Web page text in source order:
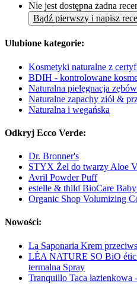
Nie jest dostępna żadna
Bądź pierwszy i napisz
Ulubione kategorie:
Kosmetyki naturalne z
BDIH - kontrolowane
Naturalna pielęgnacja
Naturalne zapachy ziół &
Naturalna i wegańska
Odkryj Ecco Verde:
Dr. Bronner's
STYX Żel do twarzy Aloe
Avril Powder Puff
estelle & thild BioCare
Organic Shop Volumizing
Nowości:
La Saponaria Krem
LÉA NATURE SO BiO
termalna Spray
Tranquillo Taca łazienkowa